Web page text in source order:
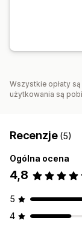
Wszystkie opłaty
użytkowania są
Recenzje (5)
Ogólna ocena
4,8
5
4